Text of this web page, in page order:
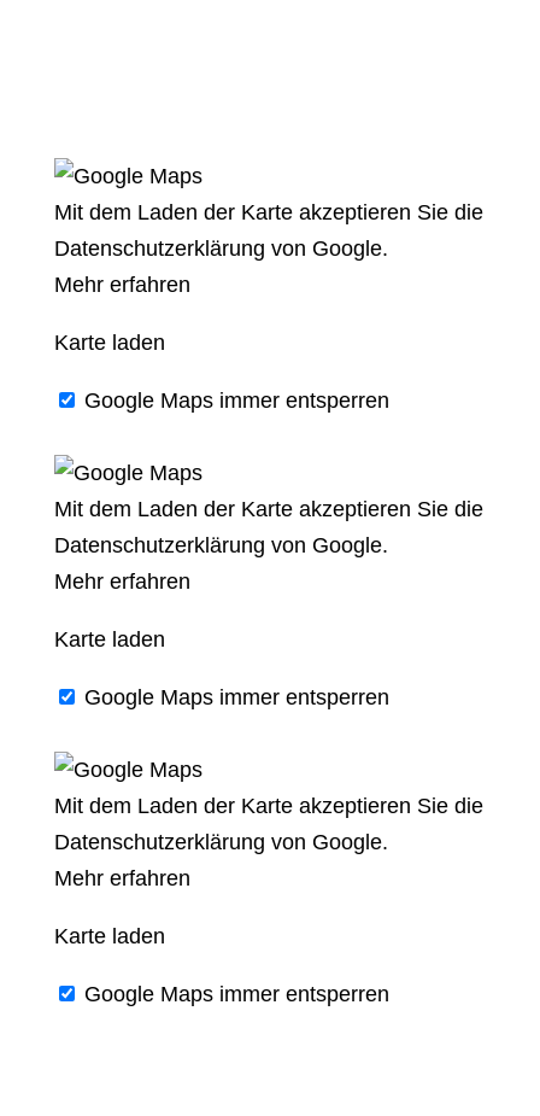
Mit dem Laden der Karte akzeptieren Sie die
Datenschutzerklärung von Google.
Mehr erfahren
Karte laden
Google Maps immer entsperren
Mit dem Laden der Karte akzeptieren Sie die
Datenschutzerklärung von Google.
Mehr erfahren
Karte laden
Google Maps immer entsperren
Mit dem Laden der Karte akzeptieren Sie die
Datenschutzerklärung von Google.
Mehr erfahren
Karte laden
Google Maps immer entsperren